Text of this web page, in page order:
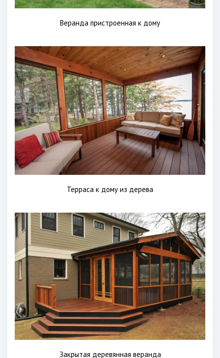
Веранда пристроенная к дому
Терраса к дому из дерева
Закрытая деревянная веранда